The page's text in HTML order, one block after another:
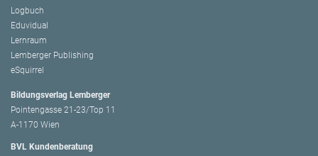
Logbuch
Eduvidual
Lernraum
Lemberger Publishing
eSquirrel
Bildungsverlag Lemberger
Pointengasse 21-23/Top 11
A-1170 Wien
BVL Kundenberatung